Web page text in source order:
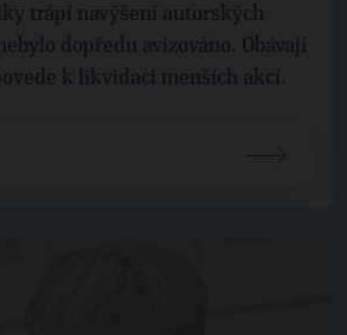
trápí navýšení autorských
dopředu avizováno. Obávají
k likvidaci menších akcí.